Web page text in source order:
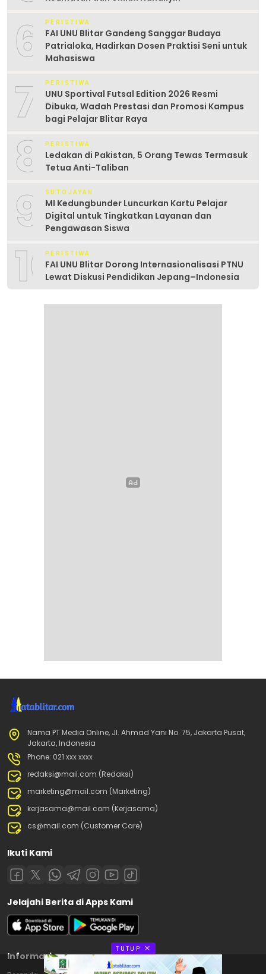
6 PERISTIWA
FAI UNU Blitar Gandeng Sanggar Budaya
Patrialoka, Hadirkan Dosen Praktisi Seni untuk
Mahasiswa
7 PERISTIWA
UNU Sportival Futsal Edition 2026 Resmi
Dibuka, Wadah Prestasi dan Promosi Kampus
bagi Pelajar Blitar Raya
8 PERISTIWA
Ledakan di Pakistan, 5 Orang Tewas Termasuk
Tetua Anti-Taliban
9 SUTOJAYAN
MI Kedungbunder Luncurkan Kartu Pelajar
Digital untuk Tingkatkan Layanan dan
Pengawasan Siswa
10PERISTIWA
FAI UNU Blitar Dorong Internasionalisasi PTNU
Lewat Diskusi Pendidikan Jepang–Indonesia
Nama PT Media Online, Jl. Ahmad Yani No. 75, Jakarta Pusat,
Jakarta, Indonesia
Phone: 021 xxx xxxx
redaksi@mail.com (Redaksi)
marketing@mail.com (Marketing)
kerjasama@mail.com (Kerjasama)
cs@mail.com (Customer Care)
Ikuti Kami
Jelajahi Berita di Apps Kami
Informasi
TUTUP